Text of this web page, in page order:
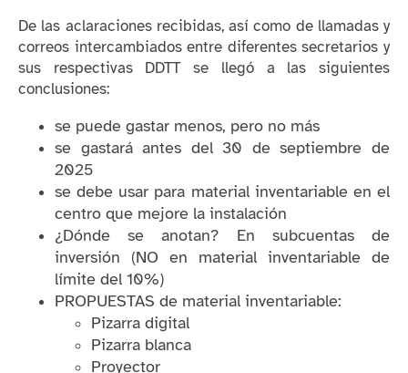
De las aclaraciones recibidas, así como de llamadas y
correos intercambiados entre diferentes secretarios y
sus respectivas DDTT se llegó a las siguientes
conclusiones:
se puede gastar menos, pero no más
se gastará antes del 30 de septiembre de
2025
se debe usar para material inventariable en el
centro que mejore la instalación
¿Dónde se anotan? En subcuentas de
inversión (NO en material inventariable de
límite del 10%)
PROPUESTAS de material inventariable:
Pizarra digital
Pizarra blanca
Proyector